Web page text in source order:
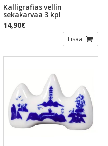
Kalligrafiasivellin
sekakarvaa 3 kpl
14,90€
Lisää